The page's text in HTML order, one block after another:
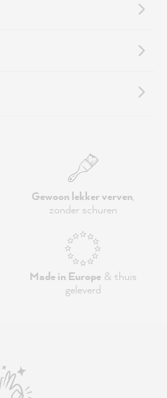
Gewoon lekker verven,
zonder schuren
Made in Europe& thuis
geleverd